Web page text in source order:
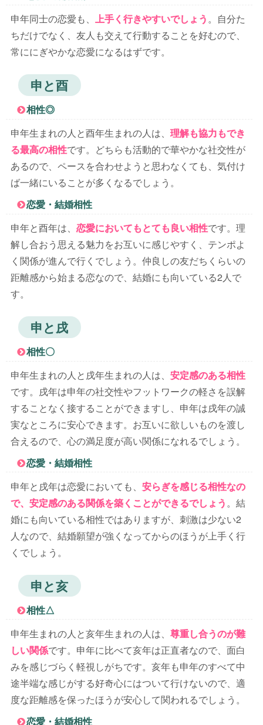
申年同士の恋愛も、 上手く行きやすいでしょう。自分た
ちだけでなく、友人も交えて行動することを好むので、
常ににぎやかな恋愛になるはずです。
申と酉
相性◎
申年生まれの人と酉年生まれの人は、 理解も協力もでき
る最高の相性です。どちらも活動的で華やかな社交性が
あるので、ペースを合わせようと思わなくても、気付け
ば一緒にいることが多くなるでしょう。
恋愛・結婚相性
申年と酉年は、 恋愛においてもとても良い相性です。理
解し合おう思える魅力をお互いに感じやすく、テンポよ
く関係が進んで行くでしょう。仲良しの友だちくらいの
距離感から始まる恋なので、結婚にも向いている2人で
す。
申と戌
相性〇
申年生まれの人と戌年生まれの人は、 安定感のある相性
です。戌年は申年の社交性やフットワークの軽さを誤解
することなく接することができますし、申年は戌年の誠
実なところに安心できます。お互いに欲しいものを渡し
合えるので、心の満足度が高い関係になれるでしょう。
恋愛・結婚相性
申年と戌年は恋愛においても、 安らぎを感じる相性なの
で、安定感のある関係を築くことができるでしょう。結
婚にも向いている相性ではありますが、刺激は少ない2
人なので、結婚願望が強くなってからのほうが上手く行
くでしょう。
申と亥
相性△
申年生まれの人と亥年生まれの人は、 尊重し合うのが難
しい関係です。申年に比べて亥年は正直者なので、面白
みを感じづらく軽視しがちです。亥年も申年のすべて中
途半端な感じがする好奇心にはついて行けないので、適
度な距離感を保ったほうが安心して関われるでしょう。
恋愛・結婚相性